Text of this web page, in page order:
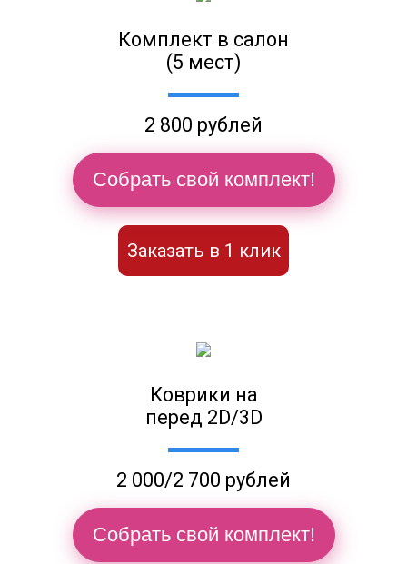
Комплект в салон
(5 мест)
2 800 рублей
Собрать свой комплект!
Заказать в 1 клик
Коврики на
перед 2D/3D
2 000/2 700 рублей
Собрать свой комплект!